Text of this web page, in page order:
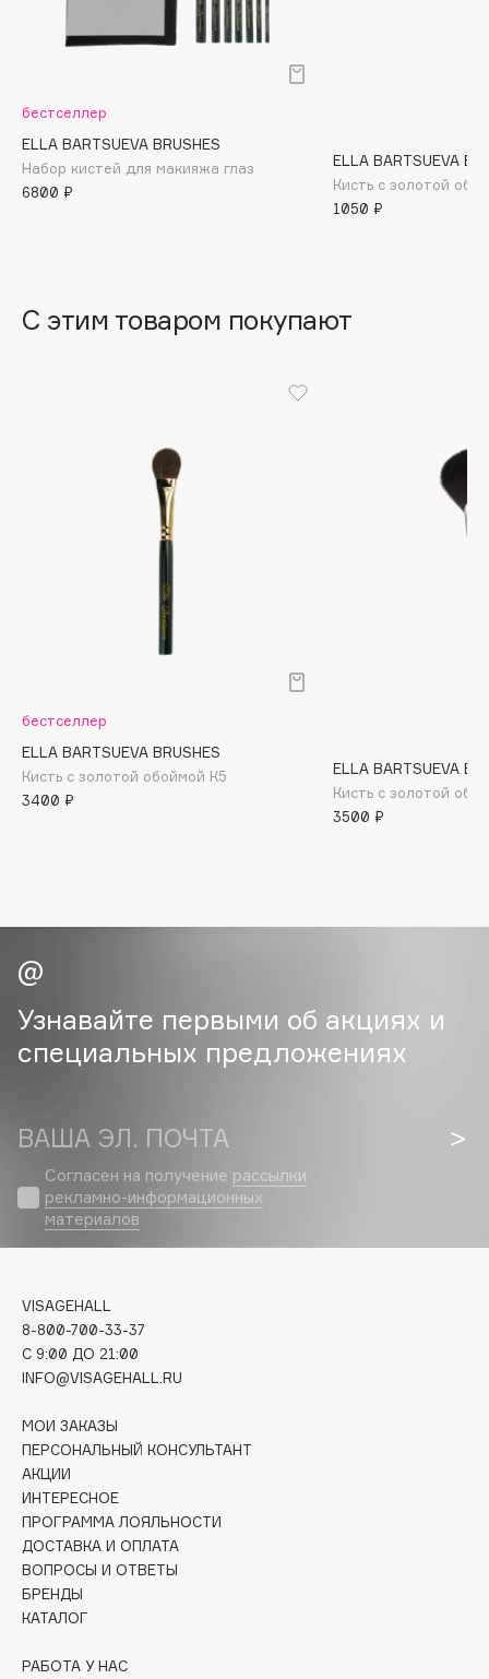
Balmain Hair Couture
Banderas
Basicare
Beautyblades
Brunello Cucinelli
Bvlgari
C
Cadence
Capelli Dorati
Carolina Herrera
Catrice
Celimax
Cettua
Clarins
Clarins Precious
Clinique
Clive Christian
Club De Nuit
Collagenina
Corimo
CosRX
Cottolina
Cunzite
бестселлер
ELLA BARTSUEVA BRUSHES
Набор кистей для макияжа глаз
6800 ₽
ELLA BARTSUEVA
Кисть с золотой
1050 ₽
С этим товаром покупают
бестселлер
ELLA BARTSUEVA BRUSHES
Кисть с золотой обоймой К5
3400 ₽
ELLA BARTSUEVA
Кисть с золотой
3500 ₽
Узнавайте первыми об акциях и
специальных предложениях
ВАША ЭЛ. ПОЧТА
Согласен на получение рассылки
рекламно-информационных
материалов
VISAGEHALL
8-800-700-33-37
C 9:00 ДО 21:00
INFO@VISAGEHALL.RU
МОИ ЗАКАЗЫ
ПЕРСОНАЛЬНЫЙ КОНСУЛЬТАНТ
АКЦИИ
ИНТЕРЕСНОЕ
ПРОГРАММА ЛОЯЛЬНОСТИ
ДОСТАВКА И ОПЛАТА
ВОПРОСЫ И ОТВЕТЫ
БРЕНДЫ
КАТАЛОГ
РАБОТА У НАС